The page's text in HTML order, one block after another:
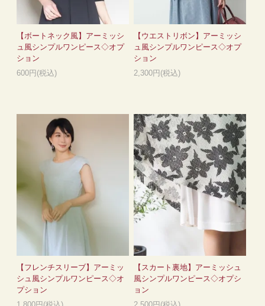
【ボートネック風】アーミッシ
ュ風シンプルワンピース◇オプ
ション
600円(税込)
【ウエストリボン】アーミッシ
ュ風シンプルワンピース◇オプ
ション
2,300円(税込)
【フレンチスリーブ】アーミッ
シュ風シンプルワンピース◇オ
プション
【スカート裏地】アーミッシュ
風シンプルワンピース◇オプシ
ョン